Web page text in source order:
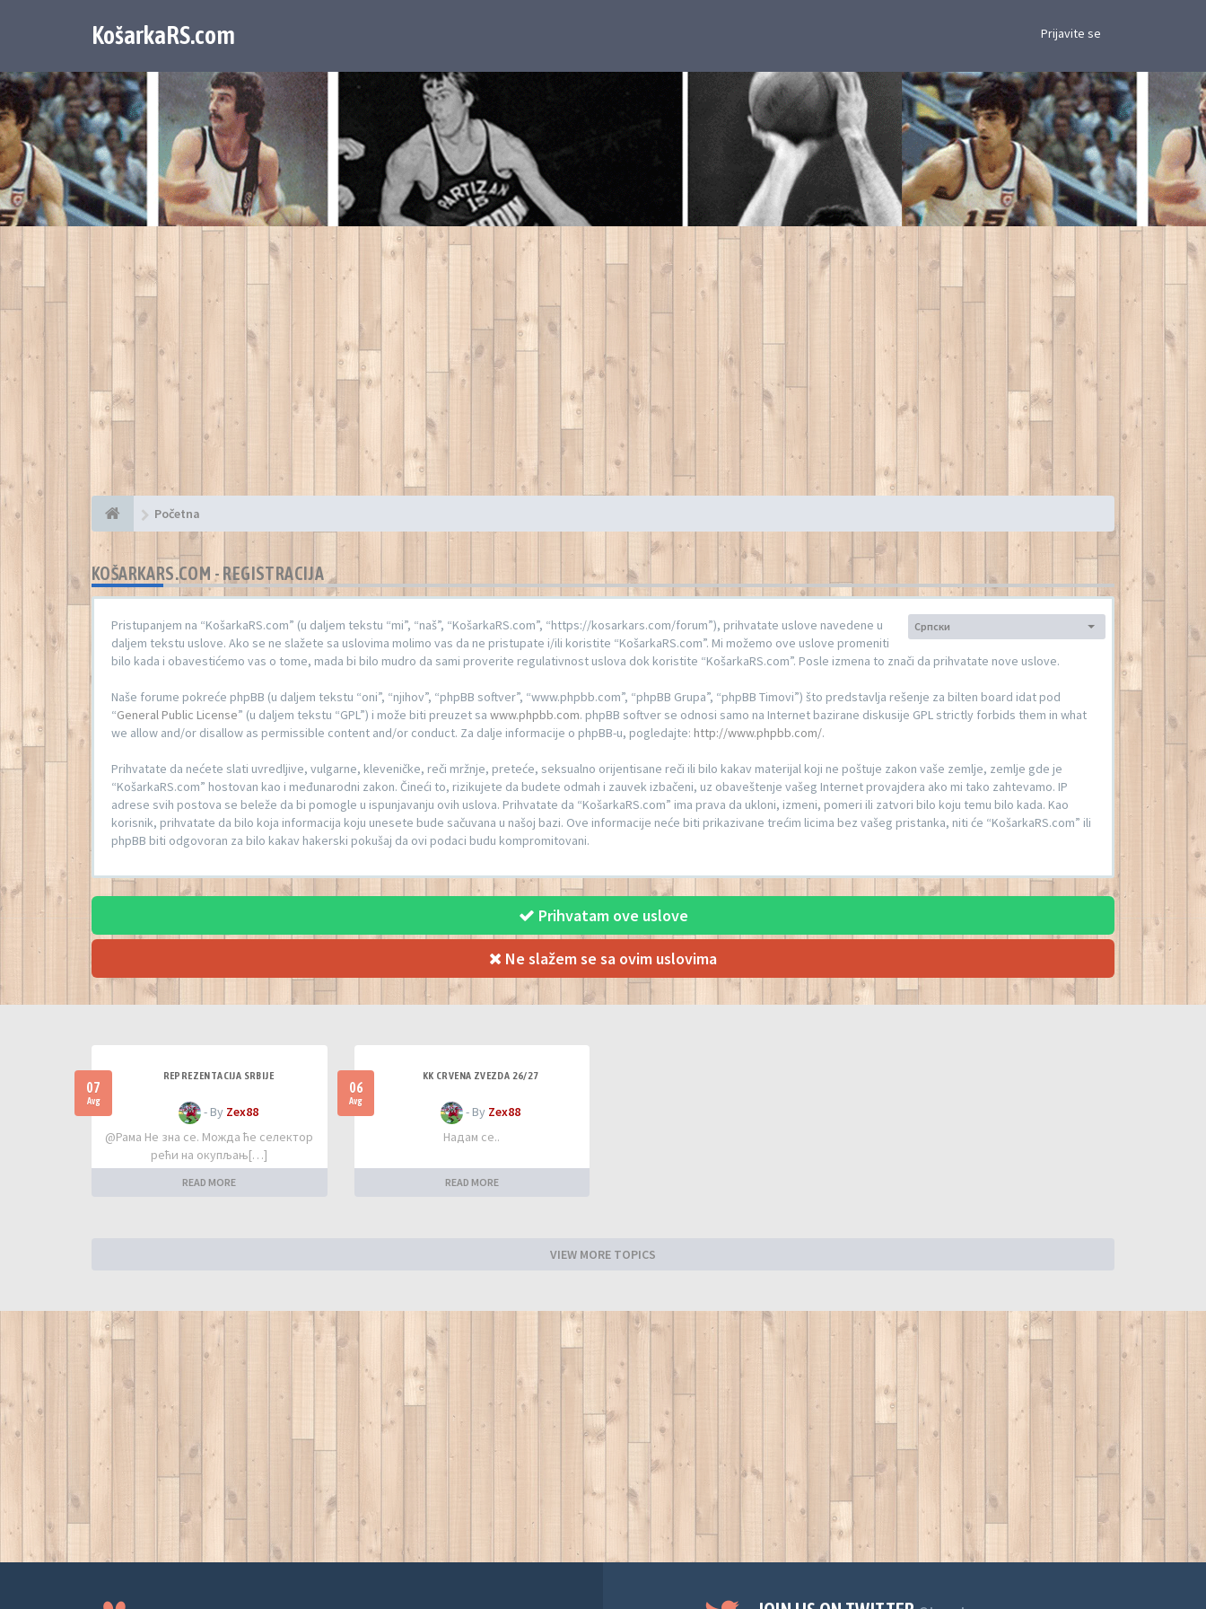
KošarkaRS.com Prijavite se
Početna
KOŠARKARS.COM - REGISTRACIJA
Jezik:
Српски
Pristupanjem na “KošarkaRS.com” (u daljem tekstu “mi”, “naš”, “KošarkaRS.com”, “https://kosarkars.com/forum”), prihvatate uslove navedene u
daljem tekstu uslove. Ako se ne slažete sa uslovima molimo vas da ne pristupate i/ili koristite “KošarkaRS.com”. Mi možemo ove uslove promeniti
bilo kada i obavestićemo vas o tome, mada bi bilo mudro da sami proverite regulativnost uslova dok koristite “KošarkaRS.com”. Posle izmena to znači da prihvatate nove uslove.
Naše forume pokreće phpBB (u daljem tekstu “oni”, “njihov”, “phpBB softver”, “www.phpbb.com”, “phpBB Grupa”, “phpBB Timovi”) što predstavlja rešenje za bilten board idat pod
“General Public License” (u daljem tekstu “GPL”) i može biti preuzet sa www.phpbb.com. phpBB softver se odnosi samo na Internet bazirane diskusije GPL strictly forbids them in what
we allow and/or disallow as permissible content and/or conduct. Za dalje informacije o phpBB-u, pogledajte: http://www.phpbb.com/.
Prihvatate da nećete slati uvredljive, vulgarne, kleveničke, reči mržnje, preteće, seksualno orijentisane reči ili bilo kakav materijal koji ne poštuje zakon vaše zemlje, zemlje gde je
“KošarkaRS.com” hostovan kao i međunarodni zakon. Čineći to, rizikujete da budete odmah i zauvek izbačeni, uz obaveštenje vašeg Internet provajdera ako mi tako zahtevamo. IP
adrese svih postova se beleže da bi pomogle u ispunjavanju ovih uslova. Prihvatate da “KošarkaRS.com” ima prava da ukloni, izmeni, pomeri ili zatvori bilo koju temu bilo kada. Kao
korisnik, prihvatate da bilo koja informacija koju unesete bude sačuvana u našoj bazi. Ove informacije neće biti prikazivane trećim licima bez vašeg pristanka, niti će “KošarkaRS.com” ili
phpBB biti odgovoran za bilo kakav hakerski pokušaj da ovi podaci budu kompromitovani.
Prihvatam ove uslove
Ne slažem se sa ovim uslovima
07
Avg
REPREZENTACIJA SRBIJE
- By Zex88
@Рама Не зна се. Можда ће селектор
рећи на окупљањ[…]
READ MORE
06
Avg
KK CRVENA ZVEZDA 26/27
- By Zex88
Надам се..
READ MORE
VIEW MORE TOPICS